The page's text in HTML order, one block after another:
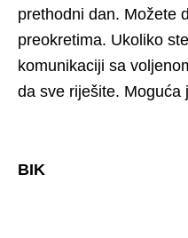
prethodni dan. Možete
preokretima. Ukoliko
komunikaciji sa
da sve riješite. Moguća
BIK